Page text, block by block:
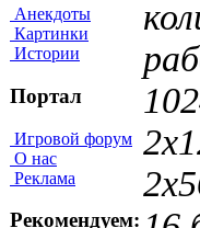
Анекдоты
Картинки
Истории
Портал
Игровой форум
О нас
Реклама
Рекомендуем: